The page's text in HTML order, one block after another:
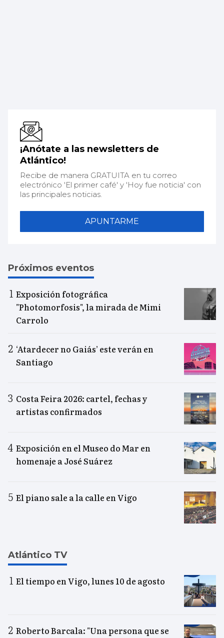
¡Anótate a las newsletters de
Atlántico!
Recibe de manera GRATUITA en tu correo
electrónico 'El primer café' y 'Hoy fue noticia' con
las principales noticias.
APUNTARME
Próximos eventos
Exposición fotográfica
"Photomorfosis", la mirada de Mimi
Carrolo
‘Atardecer no Gaiás’ este verán en
Santiago
Costa Feira 2026: cartel, fechas y
artistas confirmados
Exposición en el Museo do Mar en
homenaje a José Suárez
El piano sale a la calle en Vigo
Atlántico TV
El tiempo en Vigo, lunes 10 de agosto
Roberto Barcala: "Una persona que se